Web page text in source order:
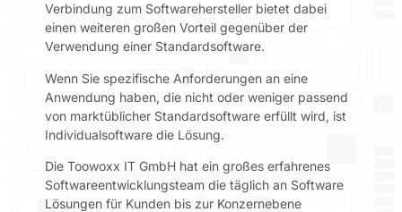
Verbindung zum Softwarehersteller bietet dabei
einen weiteren großen Vorteil gegenüber der
Verwendung einer Standardsoftware.
Wenn Sie spezifische Anforderungen an eine
Anwendung haben, die nicht oder weniger passend
von marktüblicher Standardsoftware erfüllt wird, ist
Individualsoftware die Lösung.
Die Toowoxx IT GmbH hat ein großes erfahrenes
Softwareentwicklungsteam die täglich an Software
Lösungen für Kunden bis zur Konzernebene